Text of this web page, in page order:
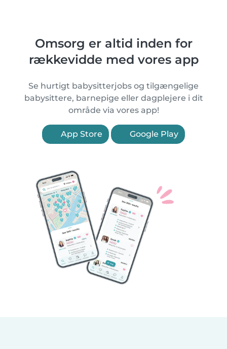
Omsorg er altid inden for
rækkevidde med vores app
Se hurtigt babysitterjobs og tilgængelige
babysittere, barnepige eller dagplejere i dit
område via vores app!
App Store Google Play